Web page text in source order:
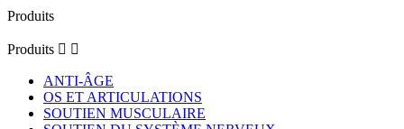
Produits
Produits  
ANTI-ÂGE
OS ET ARTICULATIONS
SOUTIEN MUSCULAIRE